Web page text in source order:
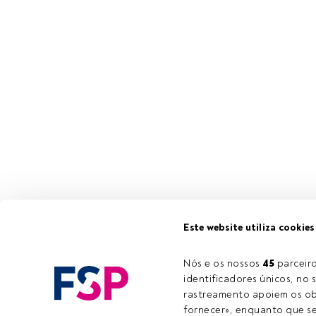
Este website utiliza cookies
Nós e os nossos 45
identificadores únicos, no
rastreamento apoiem os
fornecer», enquanto que